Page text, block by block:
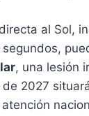
al Sol,
, una lesión
2027